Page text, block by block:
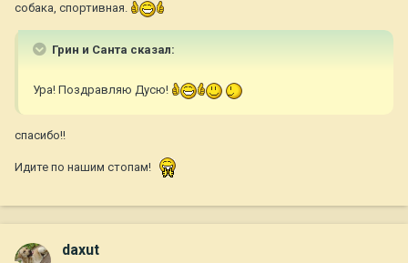
собака, спортивная.
Грин и Санта сказал:
Ура! Поздравляю Дусю!
спасибо!!
Идите по нашим стопам!
daxut